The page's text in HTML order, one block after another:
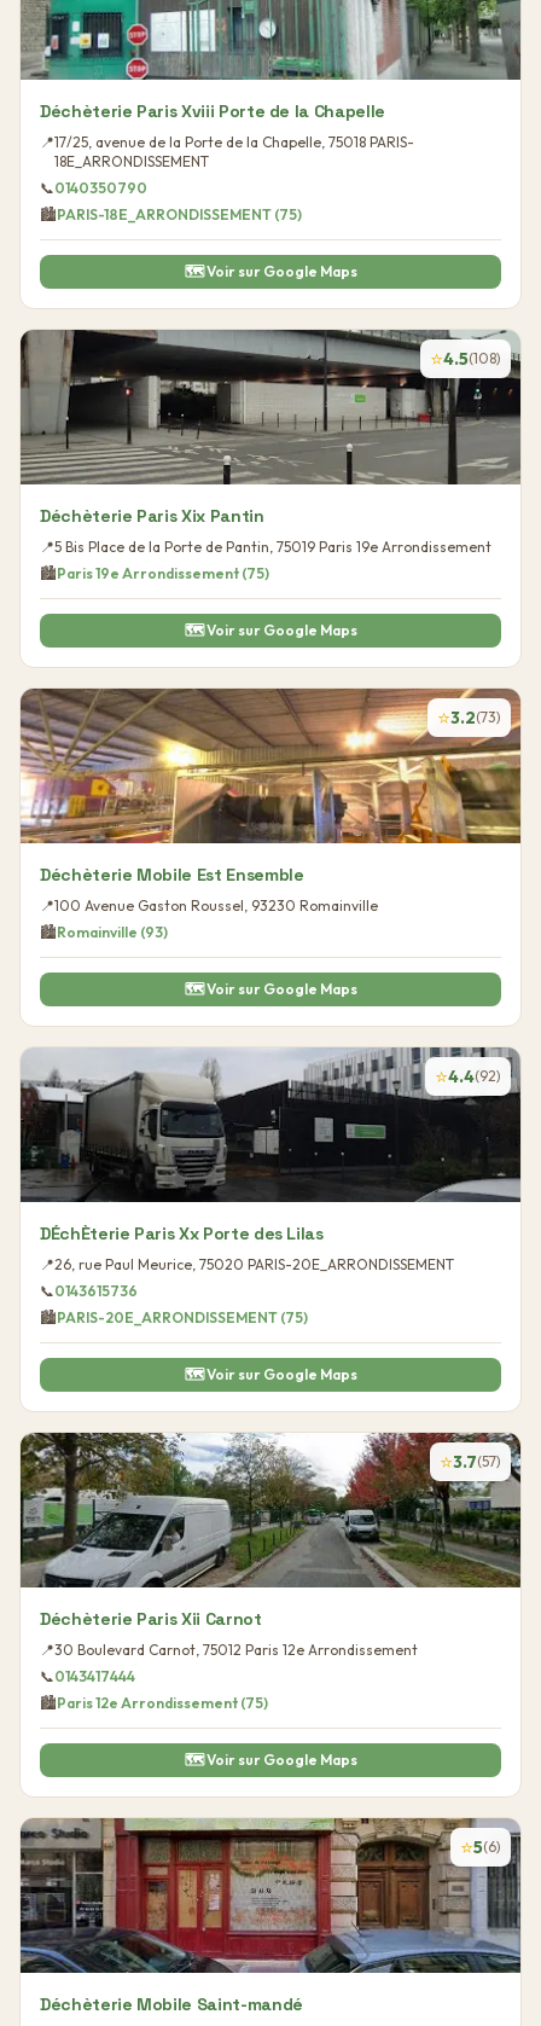
Déchèterie Paris Xviii Porte de la Chapelle
📍17/25, avenue de la Porte de la Chapelle, 75018 PARIS-
18E_ARRONDISSEMENT
📞0140350790
🏙️PARIS-18E_ARRONDISSEMENT (75)
🗺️ Voir sur Google Maps
⭐4.5(108)
Déchèterie Paris Xix Pantin
📍5 Bis Place de la Porte de Pantin, 75019 Paris 19e Arrondissement
🏙️Paris 19e Arrondissement (75)
🗺️ Voir sur Google Maps
⭐3.2(73)
Déchèterie Mobile Est Ensemble
📍100 Avenue Gaston Roussel, 93230 Romainville
🏙️Romainville (93)
🗺️ Voir sur Google Maps
⭐4.4(92)
DÉchÈterie Paris Xx Porte des Lilas
📍26, rue Paul Meurice, 75020 PARIS-20E_ARRONDISSEMENT
📞0143615736
🏙️PARIS-20E_ARRONDISSEMENT (75)
🗺️ Voir sur Google Maps
⭐3.7(57)
Déchèterie Paris Xii Carnot
📍30 Boulevard Carnot, 75012
Paris 12e Arrondissement
📞0143417444
🏙️Paris 12e Arrondissement (75)
🗺️ Voir sur Google Maps
⭐5(6)
Déchèterie Mobile Saint-mandé